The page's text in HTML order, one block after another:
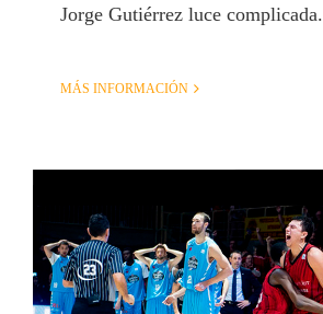
Jorge Gutiérrez luce complicada.
MÁS INFORMACIÓN